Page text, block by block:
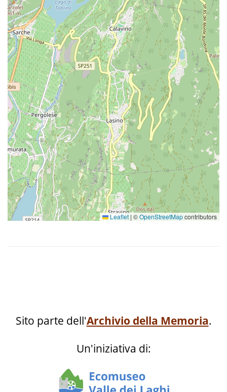
Leaflet | ©OpenStreetMapcontributors
Sito parte dell'Archivio della Memoria.
Un'iniziativa di: